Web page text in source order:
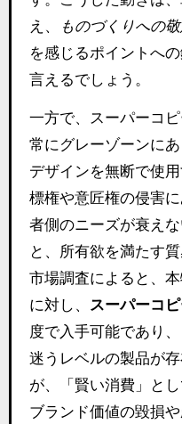
え、
ものづくりへの
を感じるポイントへ
言えるでしょう。
一方で、スーパーコ
常にグレーゾーンに
デザインを無断で使
標権や意匠権の侵害
者側のニーズが衰え
と、所有欲を満たす
市場調査によると、
に対し、
スーパーコ
度で入手可能であり
迷うレベルの製品が
が、「賢い消費」と
ブランド価値の毀損